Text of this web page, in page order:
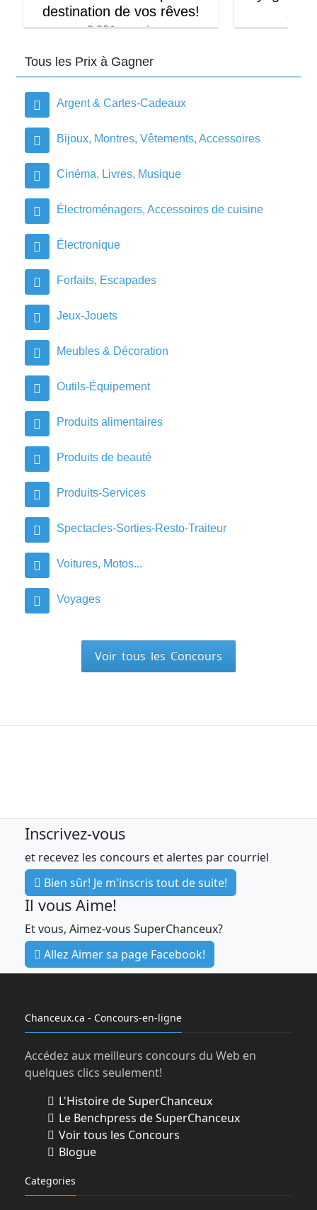
2,800.00$ en prix
Tous les Prix à Gagner
Argent & Cartes-Cadeaux
Bijoux, Montres, Vêtements, Accessoires
Cinéma, Livres, Musique
Électroménagers, Accessoires de cuisine
Électronique
Forfaits, Escapades
Jeux-Jouets
Meubles & Décoration
Outils-Équipement
Produits alimentaires
Produits de beauté
Produits-Services
Spectacles-Sorties-Resto-Traiteur
Voitures, Motos...
Voyages
Voir tous les Concours
Inscrivez-vous
et recevez les concours et alertes par courriel
Bien sûr! Je m'inscris tout de suite!
Il vous Aime!
Et vous, Aimez-vous SuperChanceux?
Allez Aimer sa page Facebook!
Chanceux.ca - Concours-en-ligne
Accédez aux meilleurs concours du Web en
quelques clics seulement!
L'Histoire de SuperChanceux
Le Benchpress de SuperChanceux
Voir tous les Concours
Blogue
Categories